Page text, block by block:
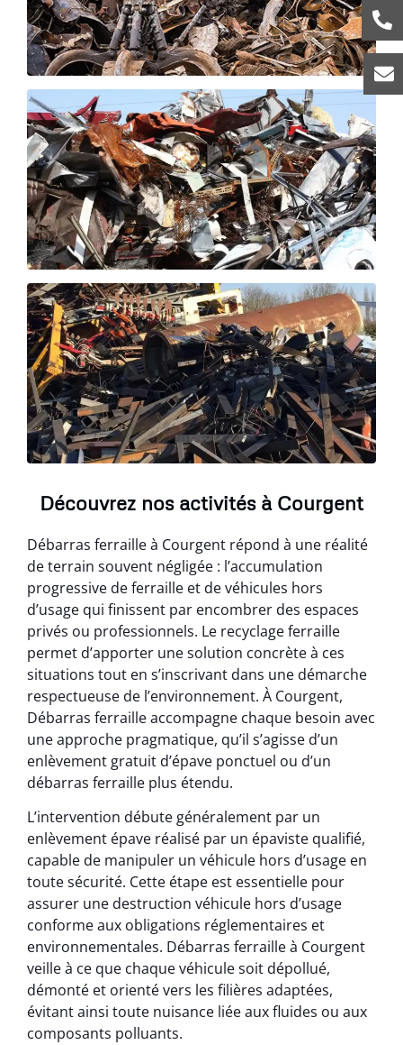
Découvrez nos activités à Courgent
Débarras ferraille à Courgent répond à une réalité
de terrain souvent négligée : l’accumulation
progressive de ferraille et de véhicules hors
d’usage qui finissent par encombrer des espaces
privés ou professionnels. Le recyclage ferraille
permet d’apporter une solution concrète à ces
situations tout en s’inscrivant dans une démarche
respectueuse de l’environnement. À Courgent,
Débarras ferraille accompagne chaque besoin avec
une approche pragmatique, qu’il s’agisse d’un
enlèvement gratuit d’épave ponctuel ou d’un
débarras ferraille plus étendu.
L’intervention débute généralement par un
enlèvement épave réalisé par un épaviste qualifié,
capable de manipuler un véhicule hors d’usage en
toute sécurité. Cette étape est essentielle pour
assurer une destruction véhicule hors d’usage
conforme aux obligations réglementaires et
environnementales. Débarras ferraille à Courgent
veille à ce que chaque véhicule soit dépollué,
démonté et orienté vers les filières adaptées,
évitant ainsi toute nuisance liée aux fluides ou aux
composants polluants.